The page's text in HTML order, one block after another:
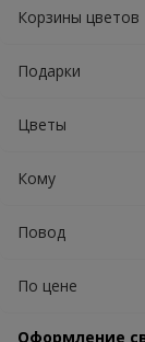
Корзины цветов
Подарки
Цветы
Кому
Повод
По цене
Оформление